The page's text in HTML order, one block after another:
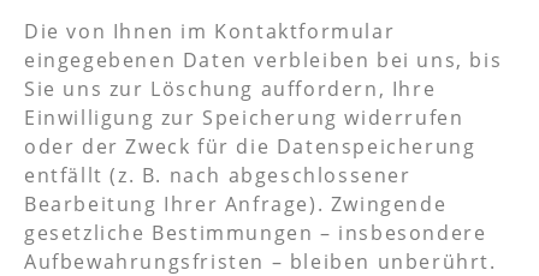
Die von Ihnen im Kontaktformular
eingegebenen Daten verbleiben bei uns, bis
Sie uns zur Löschung auffordern, Ihre
Einwilligung zur Speicherung widerrufen
oder der Zweck für die Datenspeicherung
entfällt (z. B. nach abgeschlossener
Bearbeitung Ihrer Anfrage). Zwingende
gesetzliche Bestimmungen – insbesondere
Aufbewahrungsfristen – bleiben unberührt.